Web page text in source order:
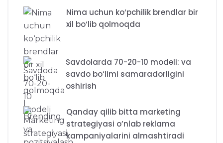
Nima uchun ko‘pchilik brendlar bir
xil bo‘lib qolmoqda
Savdolarda 70-20-10 modeli: va
savdo bo‘limi samaradorligini
oshirish
Qanday qilib bitta marketing
strategiyasi o’nlab reklama
kampaniyalarini almashtiradi